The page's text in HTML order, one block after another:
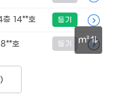
4.09억
'21. 01
01
'17. 07
m²
층 14**호 등기
호 등기
)